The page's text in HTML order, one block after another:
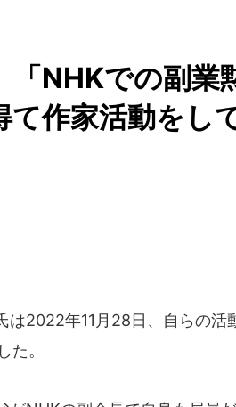
「NHKでの副
て作家活動をし
は2022年11月28日、自らの活
た。